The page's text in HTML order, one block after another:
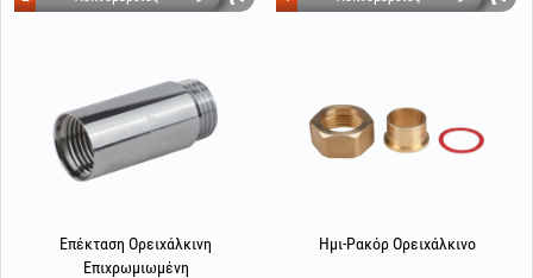
Επέκταση Ορειχάλκινη
Επιχρωμιωμένη
Ημι-Ρακόρ Ορειχάλκινο